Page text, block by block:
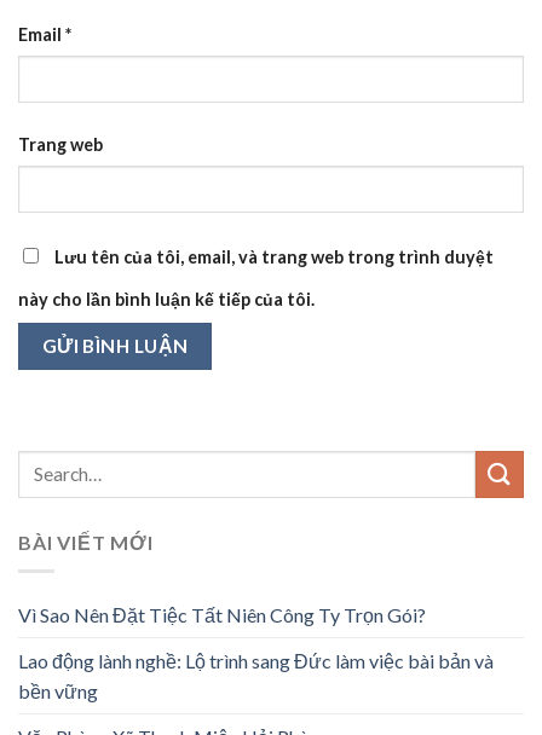
Email *
Trang web
Lưu tên của tôi, email, và trang web trong trình duyệt
này cho lần bình luận kế tiếp của tôi.
BÀI VIẾT MỚI
Vì Sao Nên Đặt Tiệc Tất Niên Công Ty Trọn Gói?
Lao động lành nghề: Lộ trình sang Đức làm việc bài bản và
bền vững